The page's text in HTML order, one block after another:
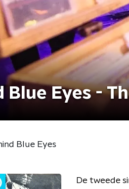
Blue Eyes -
Blue Eyes
De tweede